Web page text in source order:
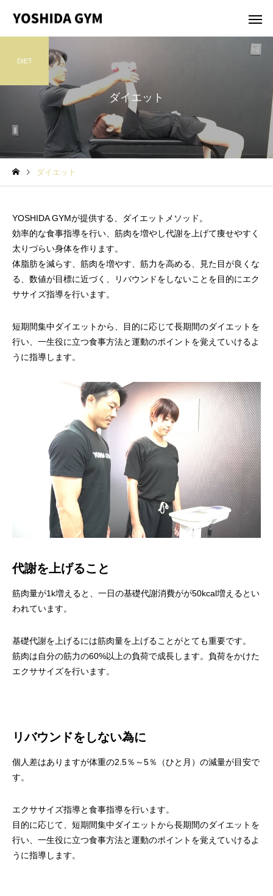
ダイエット
DIET
ダイエット
YOSHIDA GYMが提供する、ダイエットメソッド。
効率的な食事指導を行い、筋肉を増やし代謝を上げて痩せやすく
太りづらい身体を作ります。
体脂肪を減らす、筋肉を増やす、筋力を高める、見た目が良くな
る、数値が目標に近づく、リバウンドをしないことを目的にエク
ササイズ指導を行います。
短期間集中ダイエットから、目的に応じて長期間のダイエットを
行い、一生役に立つ食事方法と運動のポイントを覚えていけるよ
うに指導します。
代謝を上げること
筋肉量が1k増えると、一日の基礎代謝消費がが50kcal増えるとい
われています。
基礎代謝を上げるには筋肉量を上げることがとても重要です。
筋肉は自分の筋力の60%以上の負荷で成長します。負荷をかけた
エクササイズを行います。
リバウンドをしない為に
個人差はありますが体重の2.5％～5％（ひと月）の減量が目安で
す。
エクササイズ指導と食事指導を行います。
目的に応じて、短期間集中ダイエットから長期間のダイエットを
行い、一生役に立つ食事方法と運動のポイントを覚えていけるよ
うに指導します。